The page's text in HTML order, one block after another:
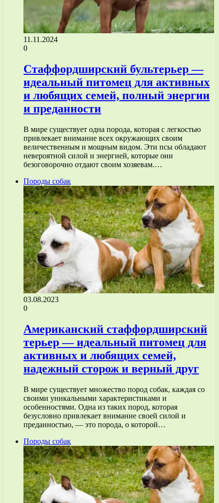
11.11.2024
0
Стаффордширский бультерьер —
идеальный питомец для активных
и любящих семей, полный энергии
и преданности
В мире существует одна порода, которая с легкостью
привлекает внимание всех окружающих своим
величественным и мощным видом. Эти псы обладают
невероятной силой и энергией, которые они
безоговорочно отдают своим хозяевам.…
Породы собак
03.08.2023
0
Американский стаффордширский
терьер — идеальный питомец для
активных и любящих семей,
надежный сторож и верный друг
В мире существует множество пород собак, каждая со
своими уникальными характеристиками и
особенностями. Одна из таких пород, которая
безусловно привлекает внимание своей силой и
преданностью, — это порода, о которой…
Породы собак